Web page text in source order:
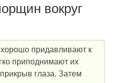
вокруг
придавливают к
приподнимают их
глаза. Затем